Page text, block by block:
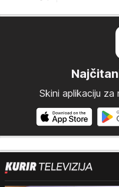
Skini aplikaciju